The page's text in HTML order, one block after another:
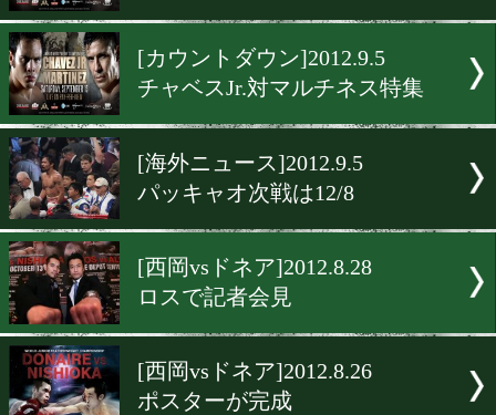
[海外ニュース]2012.9.15
パッキャオvsマルケスⅣ決
チャベスvsマルチネス事前
[カウントダウン]2012.9.5
チャベスJr.対マルチネス特
[海外ニュース]2012.9.5